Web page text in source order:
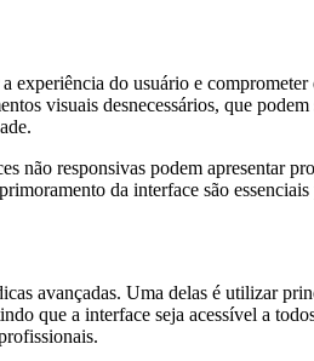
do usuário e
visuais desnecessários, que
não responsivas podem apresentar
da interface são
avançadas. Uma delas é utilizar
que a interface seja acessível a